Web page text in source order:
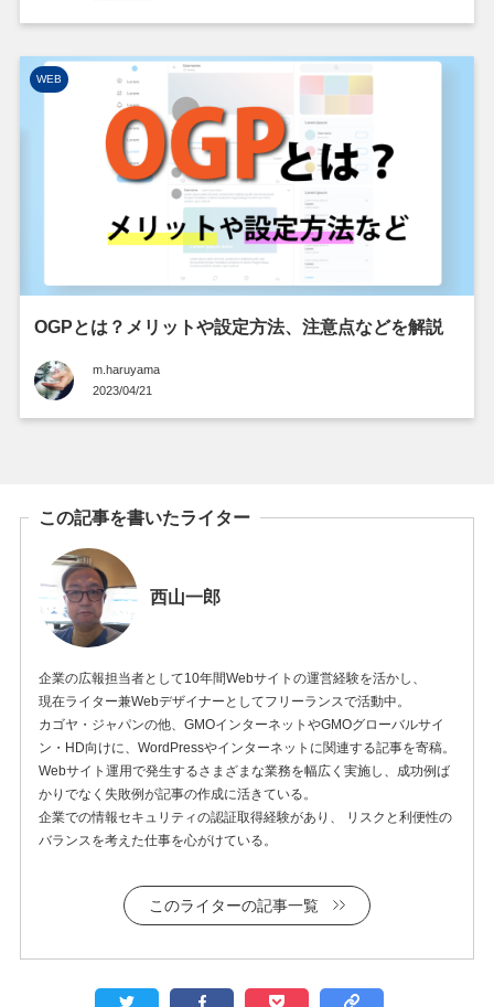
WEB
OGPとは？メリットや設定方法、注意点などを解説
m.haruyama
2023/04/21
この記事を書いたライター
西山一郎
企業の広報担当者として10年間Webサイトの運営経験を活かし、
現在ライター兼Webデザイナーとしてフリーランスで活動中。
カゴヤ・ジャパンの他、GMOインターネットやGMOグローバルサイ
ン・HD向けに、WordPressやインターネットに関連する記事を寄稿。
Webサイト運用で発生するさまざまな業務を幅広く実施し、成功例ば
かりでなく失敗例が記事の作成に活きている。
企業での情報セキュリティの認証取得経験があり、 リスクと利便性の
バランスを考えた仕事を心がけている。
このライターの記事一覧